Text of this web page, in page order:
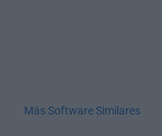
Más Software Similares